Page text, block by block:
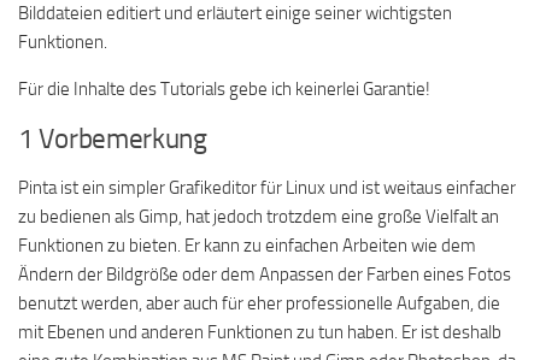
Bilddateien editiert und erläutert einige seiner wichtigsten
Funktionen.
Für die Inhalte des Tutorials gebe ich keinerlei Garantie!
1 Vorbemerkung
Pinta ist ein simpler Grafikeditor für Linux und ist weitaus einfacher
zu bedienen als Gimp, hat jedoch trotzdem eine große Vielfalt an
Funktionen zu bieten. Er kann zu einfachen Arbeiten wie dem
Ändern der Bildgröße oder dem Anpassen der Farben eines Fotos
benutzt werden, aber auch für eher professionelle Aufgaben, die
mit Ebenen und anderen Funktionen zu tun haben. Er ist deshalb